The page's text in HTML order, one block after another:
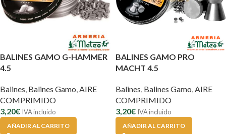
BALINES GAMO G-HAMMER
4.5
Balines, Balines Gamo,AIRE
COMPRIMIDO
3,20€ IVA incluido
AÑADIR AL CARRITO
BALINES GAMO PRO
MACHT 4.5
Balines, Balines Gamo,AIRE
COMPRIMIDO
3,20€ IVA incluido
AÑADIR AL CARRITO